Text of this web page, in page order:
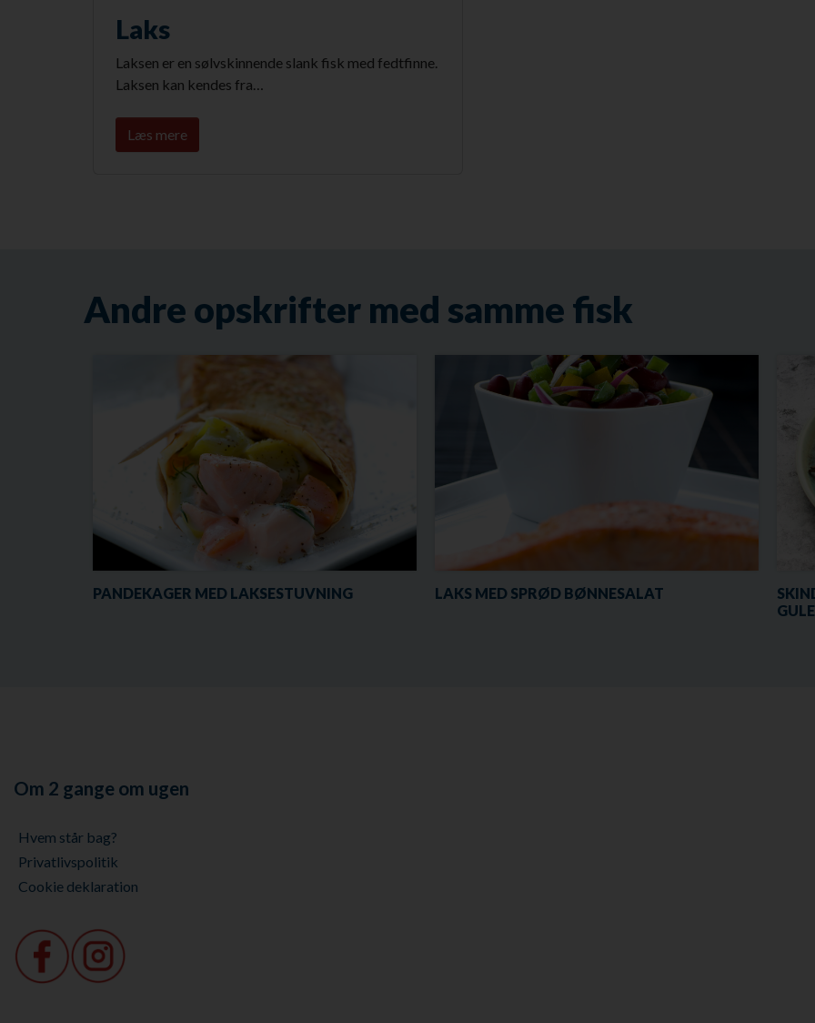
Laks
Laksen er en sølvskinnende slank fisk med fedtfinne.
Laksen kan kendes fra…
Læs mere
Andre opskrifter med samme fisk
PANDEKAGER MED LAKSESTUVNING LAKS MED SPRØD BØNNESALAT
Om 2 gange om ugen
Hvem står bag?
Privatlivspolitik
Cookie deklaration